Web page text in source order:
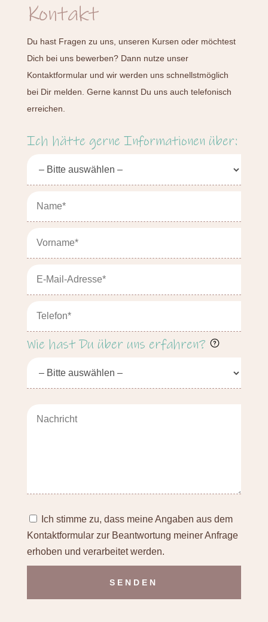
Kontakt
Du hast Fragen zu uns, unseren Kursen oder möchtest
Dich bei uns bewerben? Dann nutze unser
Kontaktformular und wir werden uns schnellstmöglich
bei Dir melden. Gerne kannst Du uns auch telefonisch
erreichen.
Ich hätte gerne Informationen über:
Wie hast Du über uns erfahren?
Ich stimme zu, dass meine Angaben aus dem
Kontaktformular zur Beantwortung meiner Anfrage
erhoben und verarbeitet werden.